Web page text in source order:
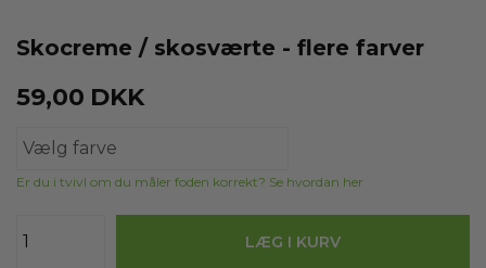
Skocreme / skosværte - flere farver
59,00 DKK
Er du i tvivl om du måler foden korrekt? Se hvordan her